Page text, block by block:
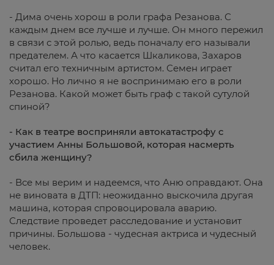
- Дима очень хорош в роли графа Резанова. С
каждым днем все лучше и лучше. Он много пережил
в связи с этой ролью, ведь поначалу его называли
предателем. А что касается Шкаликова, Захаров
считал его техничным артистом. Семен играет
хорошо. Но лично я не воспринимаю его в роли
Резанова. Какой может быть граф с такой сутулой
спиной?
- Как в театре восприняли автокатастрофу с
участием Анны Большовой, которая насмерть
сбила женщину?
- Все мы верим и надеемся, что Аню оправдают. Она
не виновата в ДТП: неожиданно выскочила другая
машина, которая спровоцировала аварию.
Следствие проведет расследование и установит
причины. Большова - чудесная актриса и чудесный
человек.